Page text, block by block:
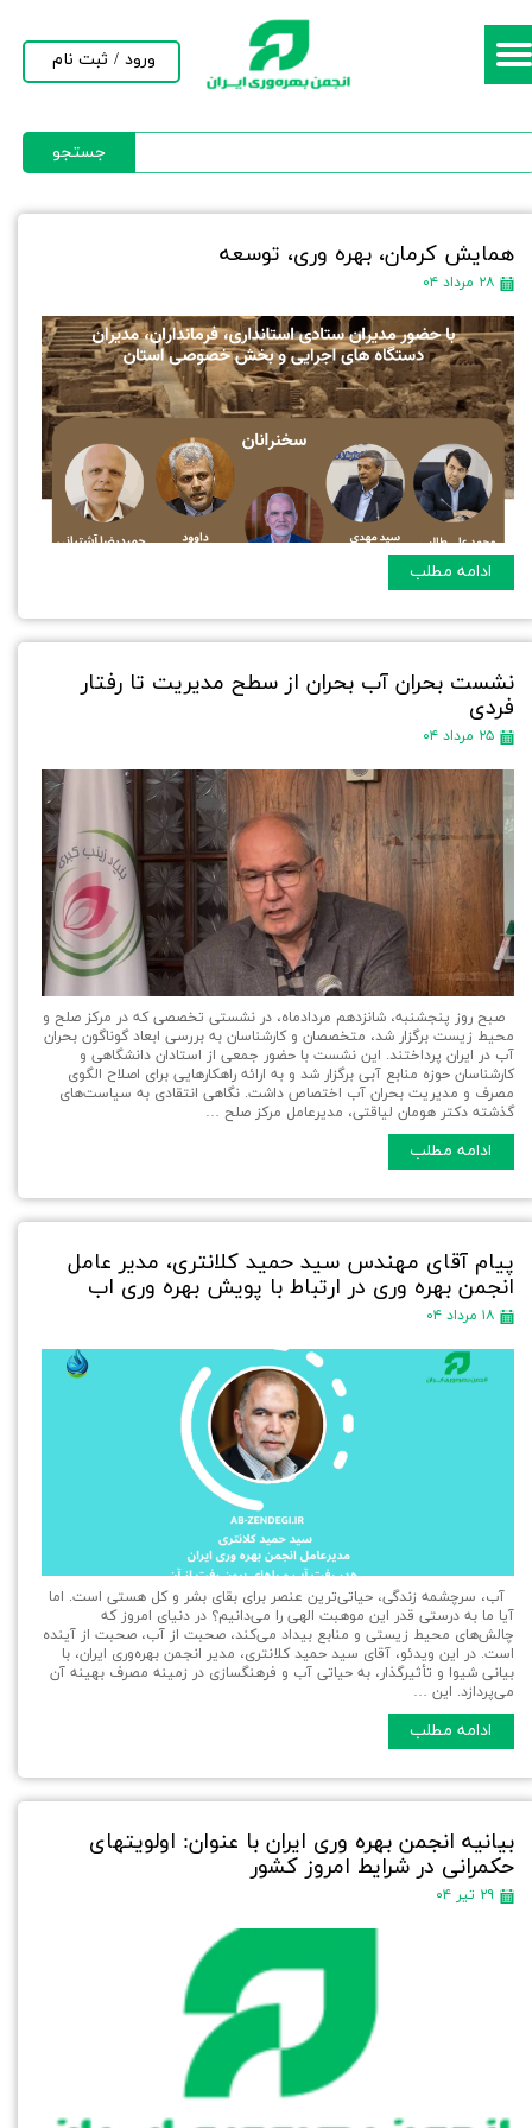
جستجو
ورود / ثبت نام
حساب کاربری من
خروج از حساب کاربری
همایش کرمان، بهره وری، توسعه
۲۸ مرداد ۰۴
ادامه مطلب
نشست بحران آب بحران از سطح مدیریت تا رفتار
فردی
۲۵ مرداد ۰۴
صبح روز پنجشنبه، شانزدهم مردادماه، در نشستی تخصصی که در مرکز صلح و
محیط زیست برگزار شد، متخصصان و کارشناسان به بررسی ابعاد گوناگون بحران
آب در ایران پرداختند. این نشست با حضور جمعی از استادان دانشگاهی و
کارشناسان حوزه منابع آبی برگزار شد و به ارائه راهکارهایی برای اصلاح الگوی
مصرف و مدیریت بحران آب اختصاص داشت. نگاهی انتقادی به سیاست‌های
گذشته دکتر هومان لیاقتی، مدیرعامل مرکز صلح …
ادامه مطلب
پیام آقای مهندس سید حمید کلانتری، مدیر عامل
انجمن بهره وری در ارتباط با پویش بهره وری اب
۱۸ مرداد ۰۴
آب، سرچشمه زندگی، حیاتی‌ترین عنصر برای بقای بشر و کل هستی است. اما
آیا ما به درستی قدر این موهبت الهی را می‌دانیم؟ در دنیای امروز که
چالش‌های محیط زیستی و منابع بیداد می‌کند، صحبت از آب، صحبت از آینده
است. در این ویدئو، آقای سید حمید کلانتری، مدیر انجمن بهره‌وری ایران، با
بیانی شیوا و تأثیرگذار، به حیاتی آب و فرهنگسازی در زمینه مصرف بهینه آن
می‌پردازد. این …
ادامه مطلب
بیانیه انجمن بهره وری ایران با عنوان: اولویتهای
حکمرانی در شرایط امروز کشور
۲۹ تیر ۰۴